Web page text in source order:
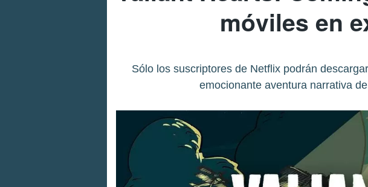
móviles en
Sólo los suscriptores de Netflix podrán
emocionante aventura narrativa